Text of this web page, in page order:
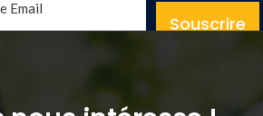
Souscrire